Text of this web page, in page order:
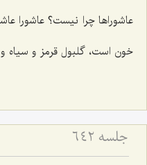
عاشوراها چرا نیست؟ عاشورا
خون است، گلبول قرمز و
جلسه ۶۴۲